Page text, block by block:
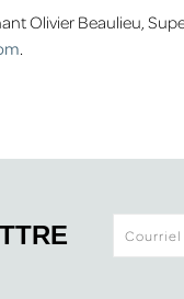
Olivier Beaulieu,
.